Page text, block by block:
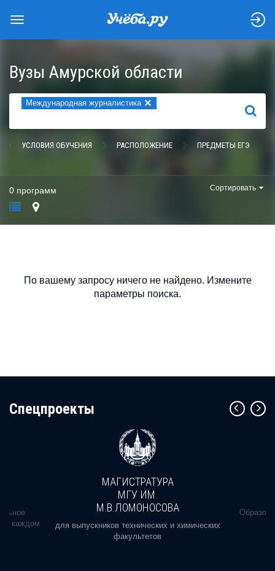
Вузы Амурской области
Международная журналистика ×
НАЙТИ
УСЛОВИЯ ОБУЧЕНИЯ РАСПОЛОЖЕНИЕ ПРЕДМЕТЫ ЕГЭ
0 программ Сортировать
По вашему запросу ничего не найдено. Измените
параметры поиска.
Cпецпроекты
в каждом
МАГИСТРАТУРА
МГУ ИМ.
М.В.ЛОМОНОСОВА
для выпускников технических и химических
факультетов